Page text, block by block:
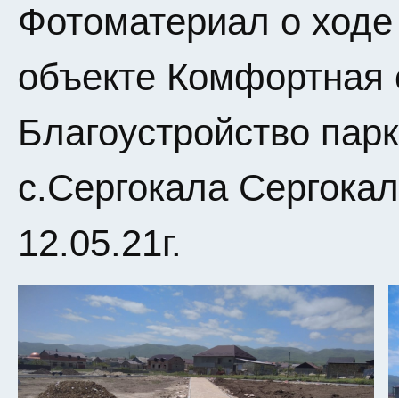
Фотоматериал о
объекте Комфортная
Благоустройство
с.Сергокала
12.05.21г.